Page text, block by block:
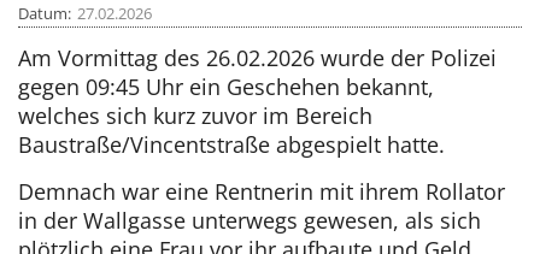
Datum 27.02.2026
Am Vormittag des 26.02.2026 wurde der Polizei
gegen 09:45 Uhr ein Geschehen bekannt,
welches sich kurz zuvor im Bereich
Baustraße/Vincentstraße abgespielt hatte.
Demnach war eine Rentnerin mit ihrem Rollator
in der Wallgasse unterwegs gewesen, als sich